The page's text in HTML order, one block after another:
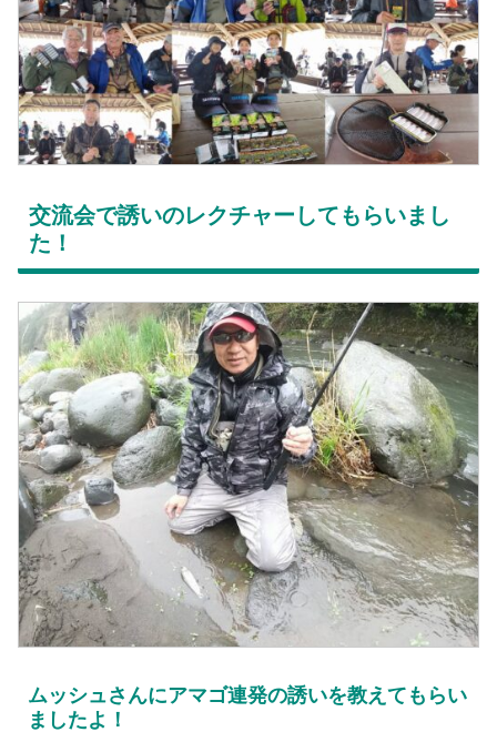
交流会で誘いのレクチャーしてもらいまし
た！
ムッシュさんにアマゴ連発の誘いを教えてもらい
ましたよ！